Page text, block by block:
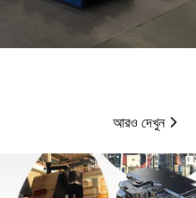
আরও দেখুন